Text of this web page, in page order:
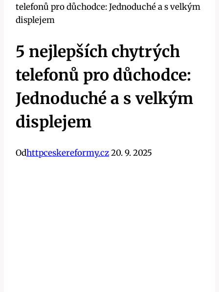
telefonů pro důchodce: Jednoduché a s velkým
displejem
5 nejlepších chytrých
telefonů pro důchodce:
Jednoduché a s velkým
displejem
Odhttpceskereformy.cz20. 9. 2025